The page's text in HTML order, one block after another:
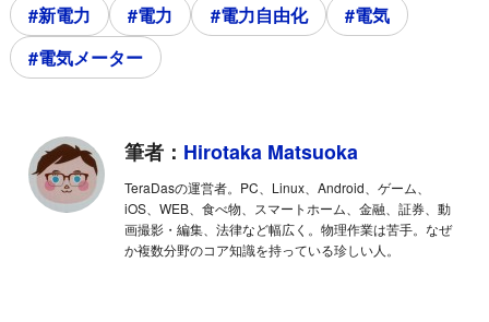
#新電力 #電力 #電力自由化
#電気
#電気メーター
筆者： Hirotaka Matsuoka
TeraDasの運営者。PC、Linux、Android、ゲーム、
iOS、WEB、食べ物、スマートホーム、金融、証券、動
画撮影・編集、法律など幅広く。物理作業は苦手。なぜ
か複数分野のコア知識を持っている珍しい人。